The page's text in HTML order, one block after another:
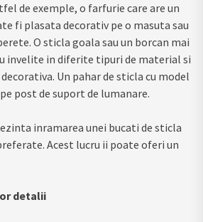
de exemple, o farfurie care are un
fi plasata decorativ pe o masuta sau
O sticla goala sau un borcan mai
invelite in diferite tipuri de material si
Un pahar de sticla cu model
post de suport de lumanare.
inramarea unei bucati de sticla
Acest lucru ii poate oferi un
detalii